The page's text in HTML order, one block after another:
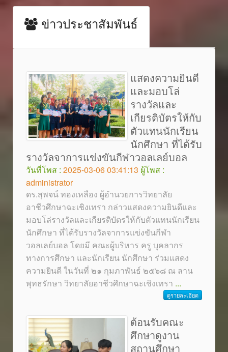
ข่าวประชาสัมพันธ์
แสดงความยินดี
และมอบโล่
รางวัลและ
เกียรติบัตรให้กับ
ตัวแทนนักเรียน
นักศึกษา ที่ได้รับ
รางวัลจาการแข่งขันกีฬาวอลเลย์บอล
วันที่โพส : 2025-03-06 03:41:13 ผู้โพส :
administrator
ดร.สุพจน์ ทองเหลือง ผู้อำนวยการวิทยาลัย
อาชีวศึกษาฉะเชิงเทรา กล่าวแสดงความยินดีและ
มอบโล่รางวัลและเกียรติบัตรให้กับตัวแทนนักเรียน
นักศึกษา ที่ได้รับรางวัลจาการแข่งขันกีฬา
วอลเลย์บอล โดยมี คณะผู้บริหาร ครู บุคลากร
ทางการศึกษา และนักเรียน นักศึกษา ร่วมแสดง
ความยินดี ในวันที่ ๒๑ กุมภาพันธ์ ๒๕๖๘ ณ ลาน
พุทธรักษา วิทยาลัยอาชีวศึกษาฉะเชิงเทรา ...
ดูรายละเอียด
ต้อนรับคณะ
ศึกษาดูงาน
สถานศึกษา